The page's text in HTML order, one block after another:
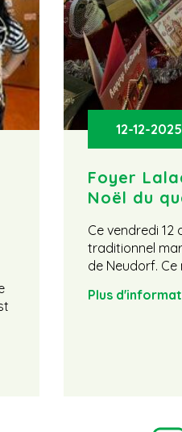
12-12-2025
Foyer
Noël du
Ce vendredi 12
traditionnel
de Neudorf.
Plus